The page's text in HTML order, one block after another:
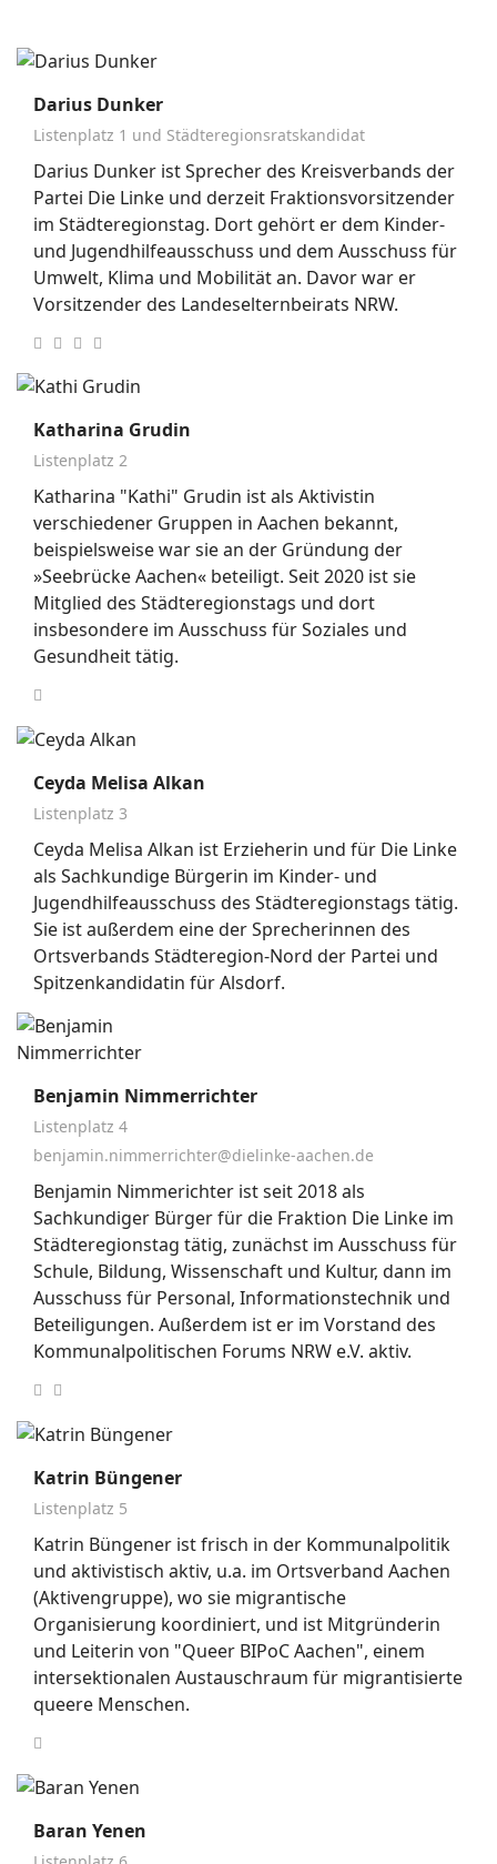
Darius Dunker
Listenplatz 1 und Städteregionsratskandidat
Darius Dunker ist Sprecher des Kreisverbands der
Partei Die Linke und derzeit Fraktionsvorsitzender
im Städteregionstag. Dort gehört er dem Kinder-
und Jugendhilfeausschuss und dem Ausschuss für
Umwelt, Klima und Mobilität an. Davor war er
Vorsitzender des Landeselternbeirats NRW.
Katharina Grudin
Listenplatz 2
Katharina "Kathi" Grudin ist als Aktivistin
verschiedener Gruppen in Aachen bekannt,
beispielsweise war sie an der Gründung der
»Seebrücke Aachen« beteiligt. Seit 2020 ist sie
Mitglied des Städteregionstags und dort
insbesondere im Ausschuss für Soziales und
Gesundheit tätig.
Ceyda Melisa Alkan
Listenplatz 3
Ceyda Melisa Alkan ist Erzieherin und für Die Linke
als Sachkundige Bürgerin im Kinder- und
Jugendhilfeausschuss des Städteregionstags tätig.
Sie ist außerdem eine der Sprecherinnen des
Ortsverbands Städteregion-Nord der Partei und
Spitzenkandidatin für Alsdorf.
Benjamin Nimmerrichter
Listenplatz 4
benjamin.nimmerrichter@dielinke-aachen.de
Benjamin Nimmerichter ist seit 2018 als
Sachkundiger Bürger für die Fraktion Die Linke im
Städteregionstag tätig, zunächst im Ausschuss für
Schule, Bildung, Wissenschaft und Kultur, dann im
Ausschuss für Personal, Informationstechnik und
Beteiligungen. Außerdem ist er im Vorstand des
Kommunalpolitischen Forums NRW e.V. aktiv.
Katrin Büngener
Listenplatz 5
Katrin Büngener ist frisch in der Kommunalpolitik
und aktivistisch aktiv, u.a. im Ortsverband Aachen
(Aktivengruppe), wo sie migrantische
Organisierung koordiniert, und ist Mitgründerin
und Leiterin von "Queer BIPoC Aachen", einem
intersektionalen Austauschraum für migrantisierte
queere Menschen.
Baran Yenen